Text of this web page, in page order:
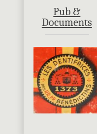
Pub &
Documents